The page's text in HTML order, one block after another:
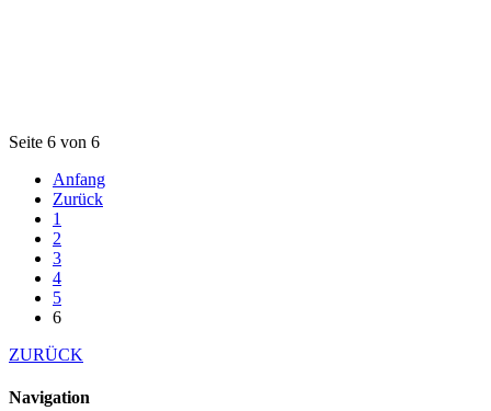
Seite 6 von 6
Anfang
Zurück
1
2
3
4
5
6
ZURÜCK
Navigation